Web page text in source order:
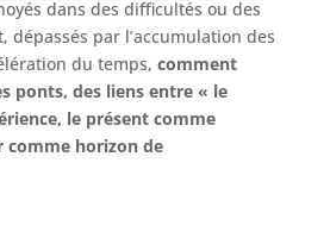
dans des difficultés ou des
dépassés par l’accumulation des
du temps, comment
ponts, des liens entre « le
le présent comme
comme horizon de